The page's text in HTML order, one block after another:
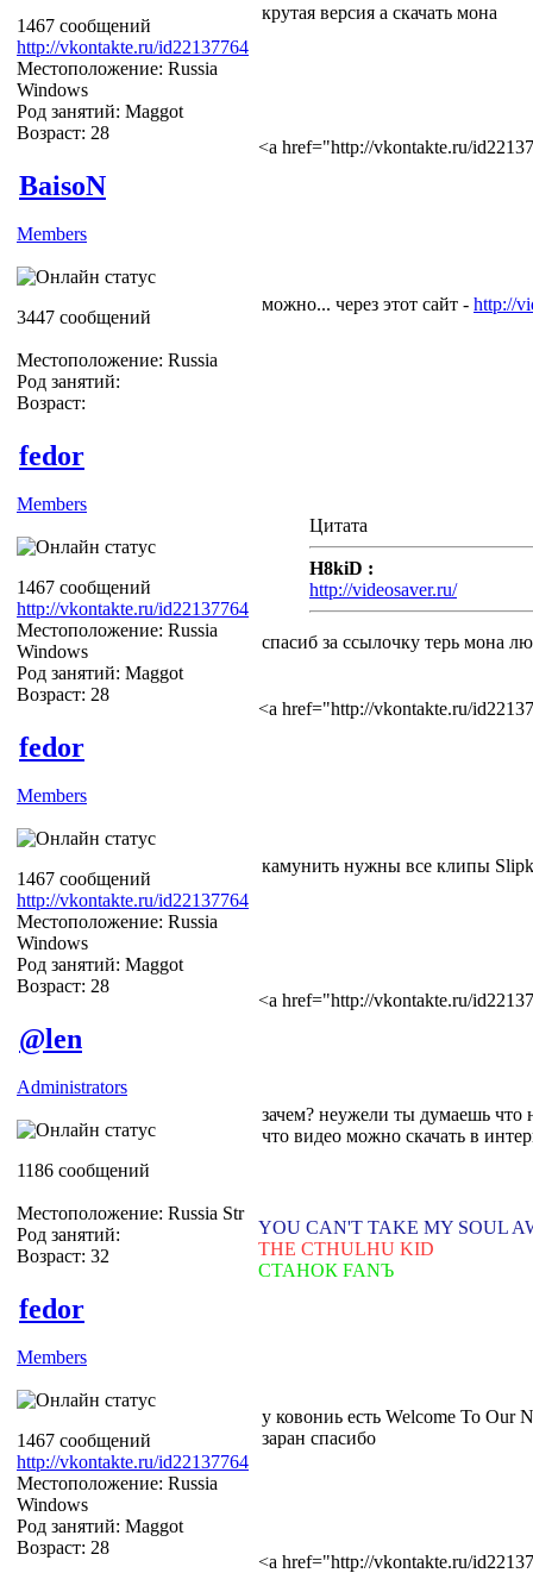
1467 сообщений
http://vkontakte.ru/id22137764
Местоположение: Russia
Windows
Род занятий: Maggot
Возраст: 28
крутая версия а скачать мона
<a href="http://vkontakte.ru/
BaisoN
Members
3447 сообщений
Местоположение: Russia
Род занятий:
Возраст:
можно... через этот сайт - http://
fedor
Members
1467 сообщений
http://vkontakte.ru/id22137764
Местоположение: Russia
Windows
Род занятий: Maggot
Возраст: 28
Цитата
H8kiD :
http://videosaver.ru/
спасиб за ссылочку терь мона
<a href="http://vkontakte.ru/
fedor
Members
1467 сообщений
http://vkontakte.ru/id22137764
Местоположение: Russia
Windows
Род занятий: Maggot
Возраст: 28
камунить нужны все клипы
<a href="http://vkontakte.ru/
@len
Administrators
1186 сообщений
Местоположение: Russia Str
Род занятий:
Возраст: 32
зачем? неужели ты думаешь что
что видео можно скачать в
YOU CAN'T TAKE MY SOUL
THE CTHULHU KID
СТАНОК FANЪ
fedor
Members
1467 сообщений
http://vkontakte.ru/id22137764
Местоположение: Russia
Windows
Род занятий: Maggot
Возраст: 28
у ковониь есть Welcome To Our
заран спасибо
<a href="http://vkontakte.ru/